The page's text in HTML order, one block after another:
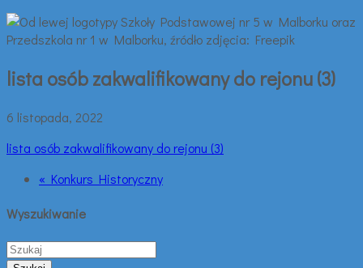
lista osób zakwalifikowany do rejonu (3)
6 listopada, 2022
lista osób zakwalifikowany do rejonu (3)
« Konkurs Historyczny
Wyszukiwanie